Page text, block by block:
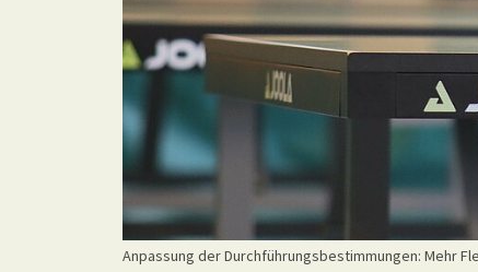
Anpassung der Durchführungsbestimmungen: Mehr